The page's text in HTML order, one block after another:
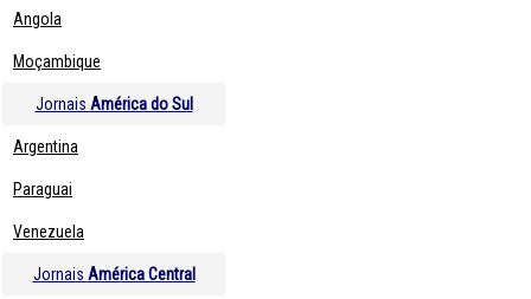
Angola
Moçambique
Jornais América do Sul
Argentina
Paraguai
Venezuela
Jornais América Central